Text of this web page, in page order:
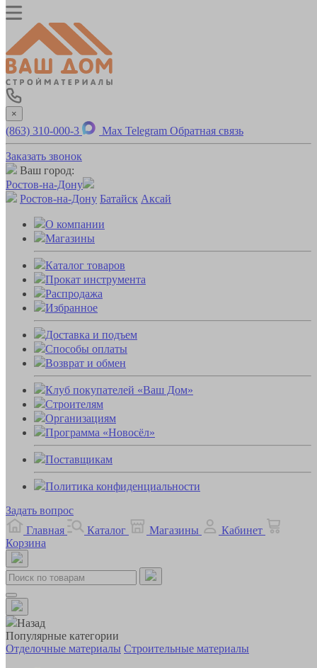
×
(863) 310-000-3 Max Telegram Обратная связь
Заказать звонок
Ваш город:
Ростов-на-Дону
Ростов-на-Дону Батайск Аксай
О компании
Магазины
Каталог товаров
Прокат инструмента
Распродажа
Избранное
Доставка и подъем
Способы оплаты
Возврат и обмен
Клуб покупателей «Ваш Дом»
Строителям
Организациям
Программа «Новосёл»
Поставщикам
Политика конфиденциальности
Задать вопрос
Главная
Каталог Магазины
Кабинет
Корзина
Назад
Популярные категории
Отделочные материалы Строительные материалы